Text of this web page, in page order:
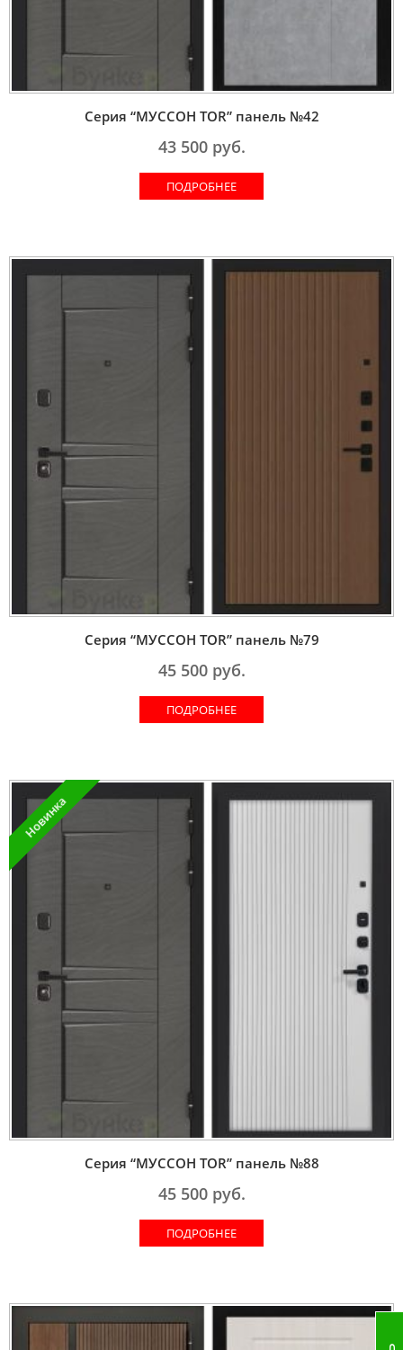
Серия “МУССОН TOR” панель №42
43 500руб.
ПОДРОБНЕЕ
Серия “МУССОН TOR” панель №79
45 500руб.
ПОДРОБНЕЕ
Новинка
Серия “МУССОН TOR” панель №88
45 500руб.
ПОДРОБНЕЕ